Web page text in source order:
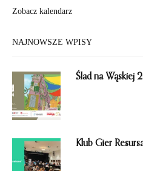
n
ż
o
e
Zobacz kalendarz
NAJNOWSZE WPISY
Ślad na Wąskiej
Klub Gier